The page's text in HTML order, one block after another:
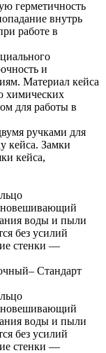
герметичность
внутрь
работе в
и
Материал кейса
химических
для работы в
ручками для
кейса. Замки
кейса,
воды и пыли
без усилий
стенки —
Стандарт
воды и пыли
без усилий
стенки —